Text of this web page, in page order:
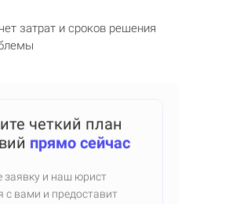
четкий план
прямо сейчас
заявку и наш юрист
с вами и предоставит
затрат и сроков решения